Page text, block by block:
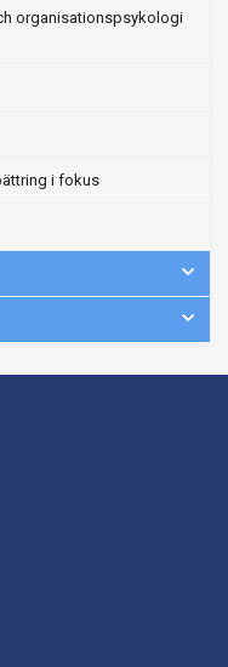
organisationspsykologi
i fokus